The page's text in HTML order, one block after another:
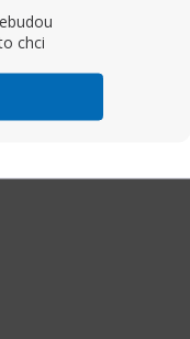
chci
40 USD nebo donášku
že se spojily, aby
objednávky DoorDash